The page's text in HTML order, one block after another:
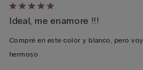
Calificación
de
5
sobre
Ideal, me enamore !!!
Compré en este color y blanco, pero
hermoso